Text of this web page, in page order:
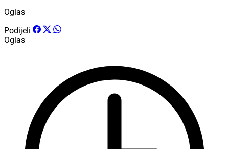
Oglas
Podijeli
Oglas